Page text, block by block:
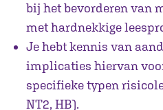
bij het bevorderen van
met hardnekkige
Je hebt kennis van
implicaties hiervan
specifieke typen
NT2, HB).